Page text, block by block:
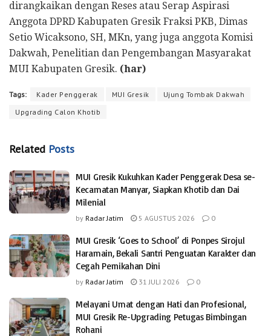
dirangkaikan dengan Reses atau Serap Aspirasi
Anggota DPRD Kabupaten Gresik Fraksi PKB, Dimas
Setio Wicaksono, SH, MKn, yang juga anggota Komisi
Dakwah, Penelitian dan Pengembangan Masyarakat
MUI Kabupaten Gresik. (har)
Tags: Kader Penggerak MUI Gresik
Ujung Tombak Dakwah
Upgrading Calon Khotib
Related Posts
MUI Gresik Kukuhkan Kader Penggerak Desa se-
Kecamatan Manyar, Siapkan Khotib dan Dai
Milenial
by Radar Jatim 5 AGUSTUS 2026 0
MUI Gresik ‘Goes to School’ di Ponpes Sirojul
Haramain, Bekali Santri Penguatan Karakter dan
Cegah Pernikahan Dini
by Radar Jatim 31 JULI 2026 0
Melayani Umat dengan Hati dan Profesional,
MUI Gresik Re-Upgrading Petugas Bimbingan
Rohani